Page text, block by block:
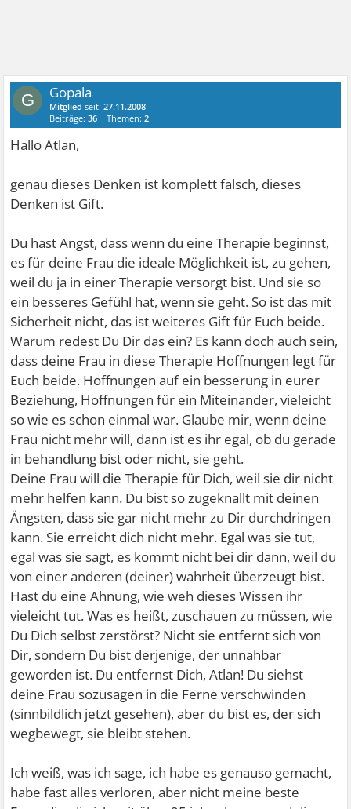
G Gopala
Mitglied seit:27.11.2008
Beiträge:36 Themen:2
Hallo Atlan,
genau dieses Denken ist komplett falsch, dieses
Denken ist Gift.
Du hast Angst, dass wenn du eine Therapie beginnst,
es für deine Frau die ideale Möglichkeit ist, zu gehen,
weil du ja in einer Therapie versorgt bist. Und sie so
ein besseres Gefühl hat, wenn sie geht. So ist das mit
Sicherheit nicht, das ist weiteres Gift für Euch beide.
Warum redest Du Dir das ein? Es kann doch auch sein,
dass deine Frau in diese Therapie Hoffnungen legt für
Euch beide. Hoffnungen auf ein besserung in eurer
Beziehung, Hoffnungen für ein Miteinander, vieleicht
so wie es schon einmal war. Glaube mir, wenn deine
Frau nicht mehr will, dann ist es ihr egal, ob du gerade
in behandlung bist oder nicht, sie geht.
Deine Frau will die Therapie für Dich, weil sie dir nicht
mehr helfen kann. Du bist so zugeknallt mit deinen
Ängsten, dass sie gar nicht mehr zu Dir durchdringen
kann. Sie erreicht dich nicht mehr. Egal was sie tut,
egal was sie sagt, es kommt nicht bei dir dann, weil du
von einer anderen (deiner) wahrheit überzeugt bist.
Hast du eine Ahnung, wie weh dieses Wissen ihr
vieleicht tut. Was es heißt, zuschauen zu müssen, wie
Du Dich selbst zerstörst? Nicht sie entfernt sich von
Dir, sondern Du bist derjenige, der unnahbar
geworden ist. Du entfernst Dich, Atlan! Du siehst
deine Frau sozusagen in die Ferne verschwinden
(sinnbildlich jetzt gesehen), aber du bist es, der sich
wegbewegt, sie bleibt stehen.
Ich weiß, was ich sage, ich habe es genauso gemacht,
habe fast alles verloren, aber nicht meine beste